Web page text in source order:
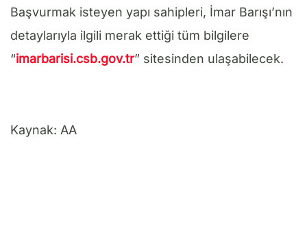
Başvurmak isteyen yapı sahipleri, İmar Barışı’nın
detaylarıyla ilgili merak ettiği tüm bilgilere
“imarbarisi.csb.gov.tr” sitesinden ulaşabilecek.
Kaynak: AA